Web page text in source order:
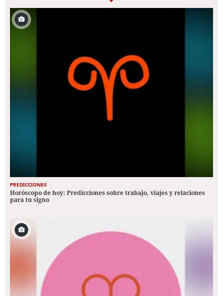
PREDICCIONES
Horóscopo de hoy: Predicciones sobre trabajo, viajes y relaciones
para tu signo